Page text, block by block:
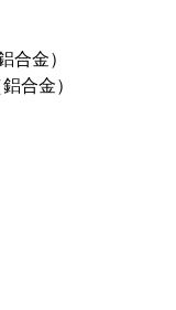
金）
合金）